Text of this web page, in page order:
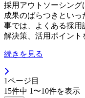
採用アウトソーシング
成果のばらつきとい
事では、よくある採用
解決策、活用ポイント
続きを見る
1ページ目
15件中 1 〜10件を表示